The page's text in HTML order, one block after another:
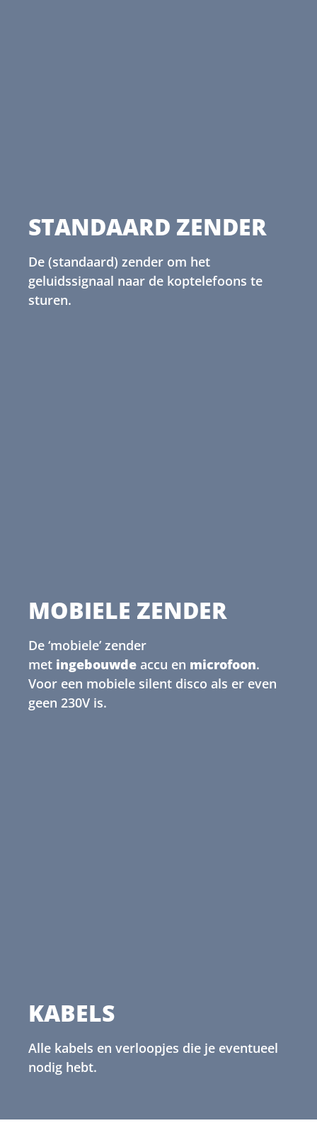
STANDAARD ZENDER
De (standaard) zender om het
geluidssignaal naar de koptelefoons te
sturen.
MOBIELE ZENDER
De ‘mobiele’ zender
met ingebouwde accu en microfoon.
Voor een mobiele silent disco als er even
geen 230V is.
KABELS
Alle kabels en verloopjes die je eventueel
nodig hebt.